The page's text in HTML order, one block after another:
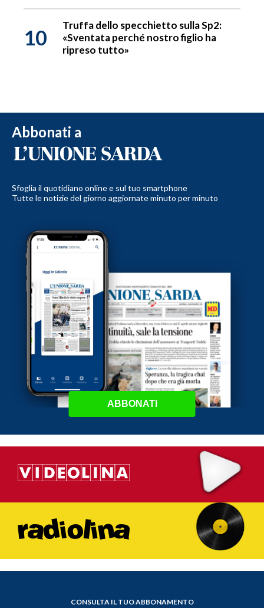
10
Truffa dello specchietto sulla Sp2:
«Sventata perché nostro figlio ha
ripreso tutto»
Abbonati a
Sfoglia il quotidiano online e sul tuo smartphone
Tutte le notizie del giorno aggiornate minuto per minuto
ABBONATI
CONSULTA IL TUO ABBONAMENTO